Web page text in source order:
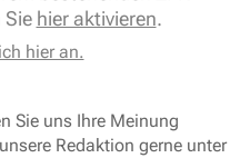
Sie hier aktivieren.
hier an.
Sie uns Ihre Meinung
Redaktion gerne unter